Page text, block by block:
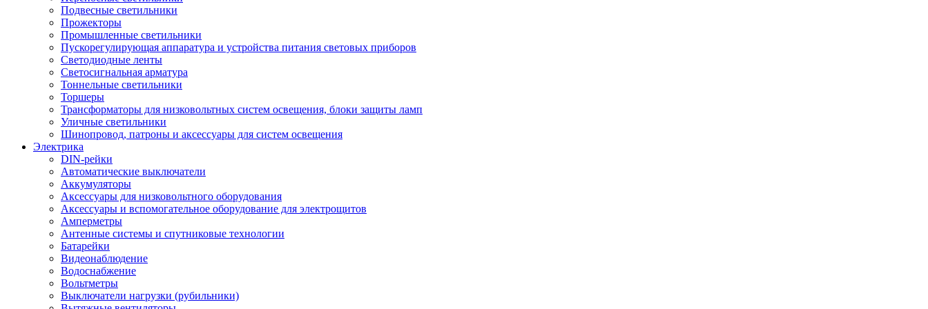
Подвесные светильники
Прожекторы
Промышленные светильники
Пускорегулирующая аппаратура и устройства питания световых приборов
Светодиодные ленты
Светосигнальная арматура
Тоннельные светильники
Торшеры
Трансформаторы для низковольтных систем освещения, блоки защиты ламп
Уличные светильники
Шинопровод, патроны и аксессуары для систем освещения
Электрика
DIN-рейки
Автоматические выключатели
Аккумуляторы
Аксессуары для низковольтного оборудования
Аксессуары и вспомогательное оборудование для электрощитов
Амперметры
Антенные системы и спутниковые технологии
Батарейки
Видеонаблюдение
Водоснабжение
Вольтметры
Выключатели нагрузки (рубильники)